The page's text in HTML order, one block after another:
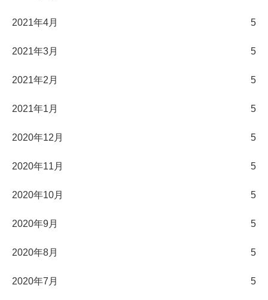
2021年4月 5
2021年3月 5
2021年2月 5
2021年1月 5
2020年12月 5
2020年11月 5
2020年10月 5
2020年9月 5
2020年8月 5
2020年7月 5